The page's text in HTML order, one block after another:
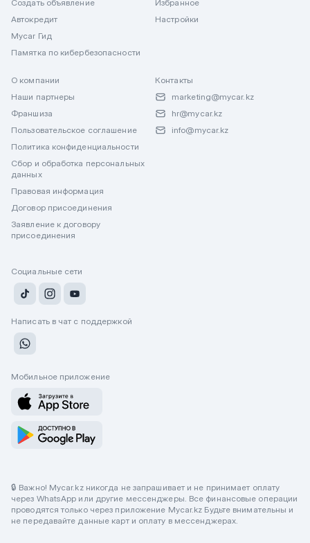
Создать объявление
Автокредит
Mycar Гид
Памятка по кибербезопасности
Избранное
Настройки
О компании
Наши партнеры
Франшиза
Пользовательское соглашение
Политика конфиденциальности
Сбор и обработка персональных
данных
Правовая информация
Договор присоединения
Заявление к договору
присоединения
Контакты
marketing@mycar.kz
hr@mycar.kz
info@mycar.kz
Социальные сети
Написать в чат с поддержкой
Мобильное приложение
🔒 Важно! Mycar.kz никогда не запрашивает и не принимает оплату
через WhatsApp или другие мессенджеры. Все финансовые операции
проводятся только через приложение Mycar.kz Будьте внимательны и
не передавайте данные карт и оплату в мессенджерах.